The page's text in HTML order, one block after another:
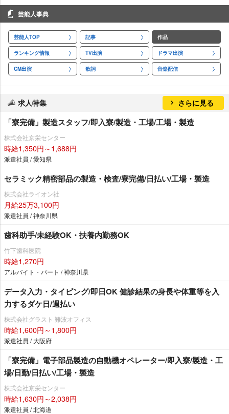
芸能人事典
芸能人TOP 記事 作品
ランキング情報 TV出演 ドラマ出演
CM出演 歌詞 音楽配信
求人特集 さらに見る
「寮完備」製造スタッフ/即入寮/製造・工場/工場・製造
株式会社京栄センター
時給1,350円～1,688円
派遣社員 / 愛知県
セラミック精密部品の製造・検査/寮完備/日払い/工場・製造
株式会社ライオン社
月給25万3,100円
派遣社員 / 神奈川県
歯科助手/未経験OK・扶養内勤務OK
竹下歯科医院
時給1,270円
アルバイト・パート / 神奈川県
データ入力・タイピング/即日OK 健診結果の身長や体重等を入
力するダケ日/週払い
株式会社グラスト 難波オフィス
時給1,600円～1,800円
派遣社員 / 大阪府
「寮完備」電子部品製造の自動機オペレーター/即入寮/製造・工
場/日勤/日払い/工場・製造
株式会社京栄センター
時給1,630円～2,038円
派遣社員 / 北海道